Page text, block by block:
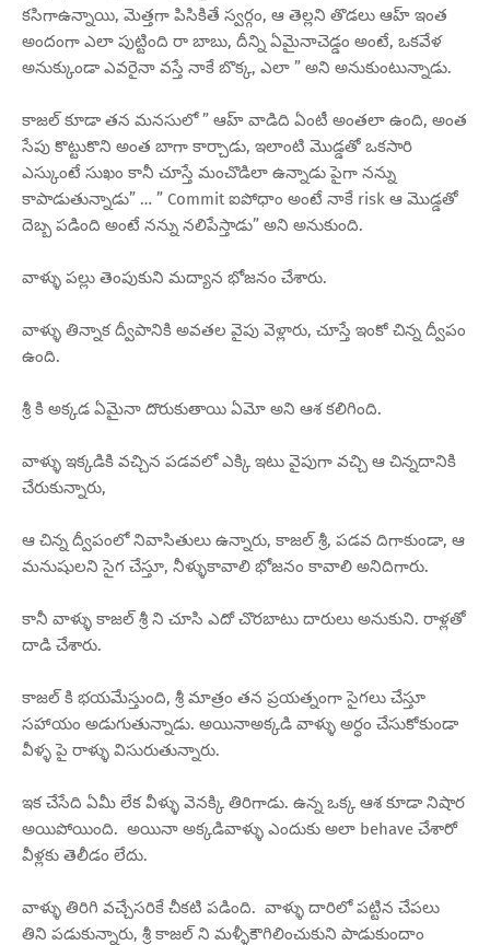
కసిగాఉన్నాయి, మెత్తగా పిసికితే స్వర్గం, ఆ తెల్లని తొడలు ఆహ్ ఇంత
అందంగా ఎలా పుట్టింది రా బాబు, దీన్ని ఏమైనాచెడ్డం అంటే, ఒకవేళ
అనుక్కుండా ఎవరైనా వస్తే నాకే బొక్క, ఎలా ” అని అనుకుంటున్నాడు.
కాజల్ కూడా తన మనసులో ” ఆహ్ వాడిది ఏంటీ అంతలా ఉంది, అంత
సేపు కొట్టుకొని అంత బాగా కార్చాడు, ఇలాంటి మొడ్డతో ఒకసారి
ఎస్కుంటే సుఖం కానీ చూస్తే మంచొడిలా ఉన్నాడు పైగా నన్ను
కాపాడుతున్నాడు” … ” Commit ఐపోధాం అంటే నాకే risk ఆ మొడ్డతో
దెబ్బ పడింది అంటే నన్ను నలిపేస్తాడు” అని అనుకుంది.
వాళ్ళు పల్లు తెంపుకుని మద్యాన భోజనం చేశారు.
వాళ్ళు తిన్నాక ద్వీపానికి అవతల వైపు వెళ్లారు, చూస్తే ఇంకో చిన్న ద్వీపం
ఉంది.
శ్రీ కి అక్కడ ఏమైనా దొరుకుతాయి ఏమో అని ఆశ కలిగింది.
వాళ్ళు ఇక్కడికి వచ్చిన పడవలో ఎక్కి ఇటు వైపుగా వచ్చి ఆ చిన్నదానికి
చేరుకున్నారు,
ఆ చిన్న ద్వీపంలో నివాసితులు ఉన్నారు, కాజల్ శ్రీ, పడవ దిగాకుండా, ఆ
మనుషులని సైగ చేస్తూ, నీళ్ళుకావాలి భోజనం కావాలి అనిదిగారు.
కానీ వాళ్ళు కాజల్ శ్రీ ని చూసి ఎదో చొరబాటు దారులు అనుకుని. రాళ్లతో
దాడి చేశారు.
కాజల్ కి భయమేస్తుంది, శ్రీ మాత్రం తన ప్రయత్నంగా సైగలు చేస్తూ
సహాయం అడుగుతున్నాడు. అయినాఅక్కడి వాళ్ళు అర్ధం చేసుకోకుండా
వీళ్ళ పై రాళ్ళు విసురుతున్నారు.
ఇక చేసేది ఏమీ లేక వీళ్ళు వెనక్కి తిరిగాడు. ఉన్న ఒక్క ఆశ కూడా నిషార
అయిపోయింది. అయినా అక్కడివాళ్ళు ఎందుకు అలా behave చేశారో
వీళ్లకు తెలీడం లేదు.
వాళ్ళు తిరిగి వచ్చేసరికే చీకటి పడింది. వాళ్ళు దారిలో పట్టిన చేపలు
తిని పడుకున్నారు, శ్రీ కాజల్ ని మళ్ళీకౌగిలించుకుని పాడుకుందాం